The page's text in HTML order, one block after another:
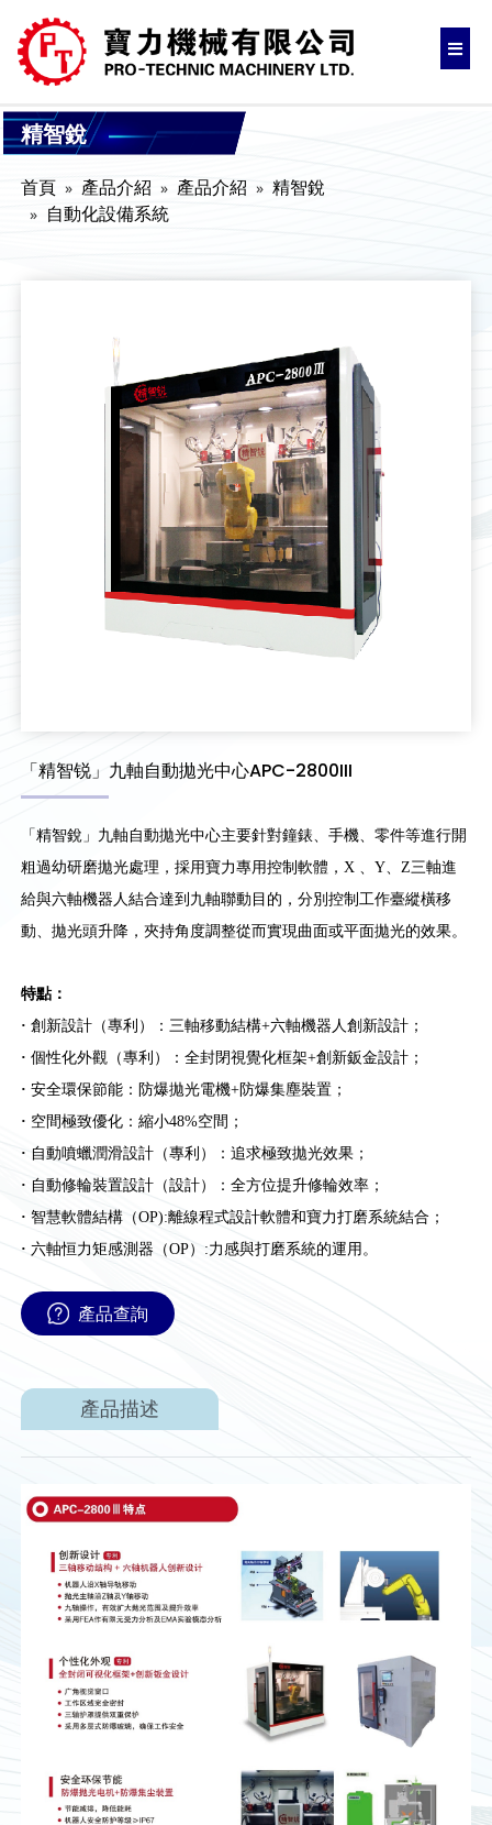
精智銳
首頁 產品介紹 產品介紹
精智銳
自動化設備系統
「精智锐」九軸自動拋光中心APC-2800III
「精智銳」九軸自動拋光中心主要針對鐘錶、手機、零件等進行開
粗過幼研磨拋光處理，採用寶力專用控制軟體，X 、Y、Z三軸進
給與六軸機器人結合達到九軸聯動目的，分別控制工作臺縱橫移
動、拋光頭升降，夾持角度調整從而實現曲面或平面拋光的效果。
特點：
·創新設計（專利）：三軸移動結構+六軸機器人創新設計；
·個性化外觀（專利）：全封閉視覺化框架+創新鈑金設計；
·安全環保節能：防爆拋光電機+防爆集塵裝置；
· 空間極致優化：縮小48%空間；
· 自動噴蠟潤滑設計（專利）：追求極致拋光效果；
· 自動修輪裝置設計（設計）：全方位提升修輪效率；
·智慧軟體結構（OP):離線程式設計軟體和寶力打磨系統結合；
·六軸恒力矩感測器（OP）:力感與打磨系統的運用。
產品查詢
產品描述